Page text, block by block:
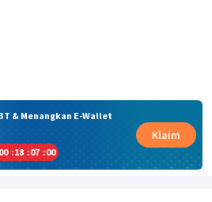
& Menangkan E-Wallet
00 :18 :07 :00
Klaim